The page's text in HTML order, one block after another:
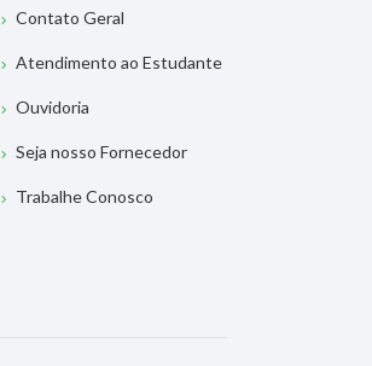
Contato Geral
Atendimento ao Estudante
Ouvidoria
Seja nosso Fornecedor
Trabalhe Conosco